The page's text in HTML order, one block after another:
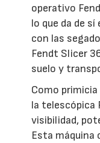
operativo
lo que da de
con las
Fendt Slicer
suelo y
Como primicia
la telescópica
visibilidad,
Esta máquina